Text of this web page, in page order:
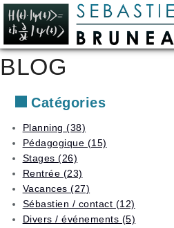
Retour
suis-
?
Présentation
vidéo
Contact
Soutien
Cours
personnalisés
Orientation
et
suivi
scolaire
Retour
Curriculum
Vitae
Quelques
chiffres
Secondaire
Supérieur
Retour
des
tarifs
Moyens
paiement
Retour
Disponibilités
un
horaire
BLOG
Catégories
Planning (38)
Pédagogique (15)
Stages (26)
Rentrée (23)
Vacances (27)
Sébastien / contact (12)
Divers / événements (5)